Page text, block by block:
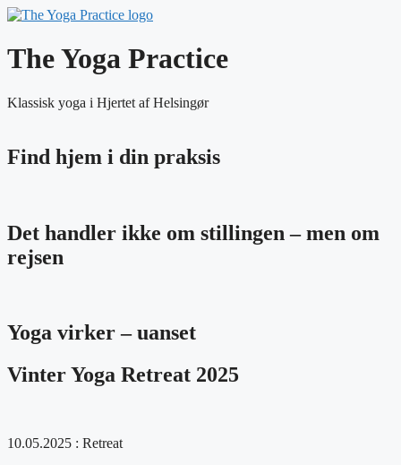
The Yoga Practice
Klassisk yoga i Hjertet af Helsingør
Find hjem i din praksis
Det handler ikke om stillingen – men om
rejsen
Yoga virker – uanset
Vinter Yoga Retreat 2025
10.05.2025 : Retreat